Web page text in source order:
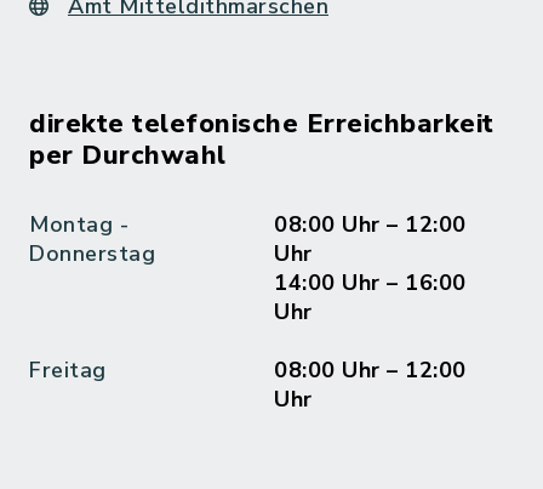
Amt Mitteldithmarschen
direkte telefonische Erreichbarkeit
per Durchwahl
Montag -
Donnerstag
08:00 Uhr – 12:00
Uhr
14:00 Uhr – 16:00
Uhr
Freitag
08:00 Uhr – 12:00
Uhr